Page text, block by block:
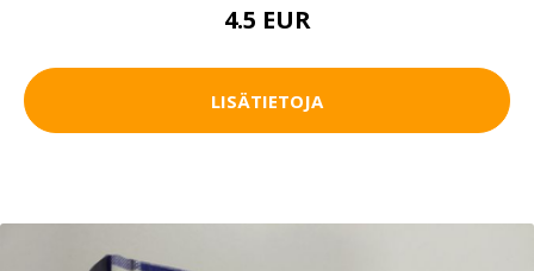
4.5 EUR
LISÄTIETOJA